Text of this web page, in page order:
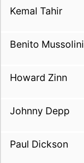
Kemal Tahir
Benito Mussolini
Howard Zinn
Johnny Depp
Paul Dickson